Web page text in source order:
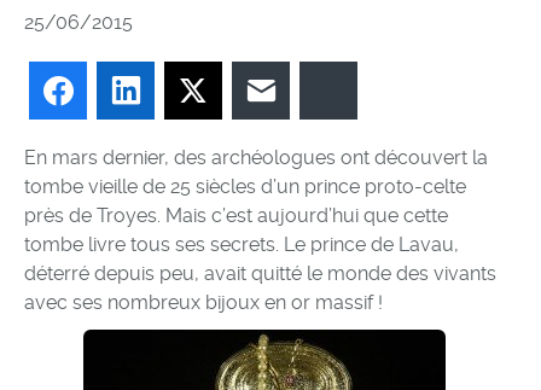
25/06/2015
FacebookLinkedIn Twitter
En mars dernier, des archéologues ont découvert la
tombe vieille de 25 siècles d’un prince proto-celte
près de Troyes. Mais c’est aujourd’hui que cette
tombe livre tous ses secrets. Le prince de Lavau,
déterré depuis peu, avait quitté le monde des vivants
avec ses nombreux bijoux en or massif !